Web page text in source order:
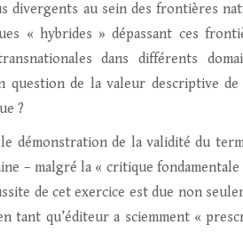
divergents au sein des frontières
« hybrides » dépassant ces
dans différents
question de la valeur descriptive
?
démonstration de la validité du
– malgré la « critique
de cet exercice est due non
tant qu’éditeur a sciemment «